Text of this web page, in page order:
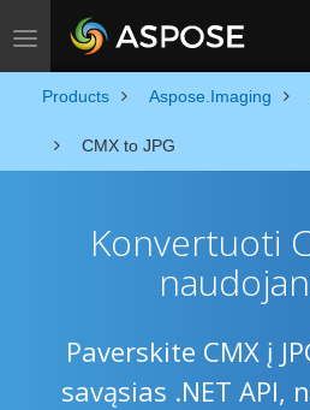
Toggle navigation
Products Aspose.Imaging
CMX to JPG
Konvertuoti
Paverskite CMX į
savąsias .NET API,